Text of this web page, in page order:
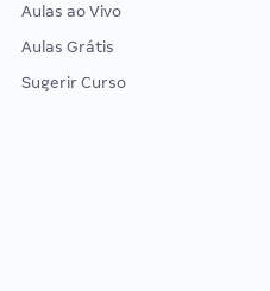
Aulas ao Vivo
Aulas Grátis
Sugerir Curso